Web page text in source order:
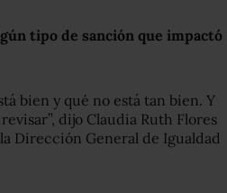
tipo de sanción que impactó
bien y qué no está tan bien. Y
dijo Claudia Ruth Flores
Dirección General de Igualdad